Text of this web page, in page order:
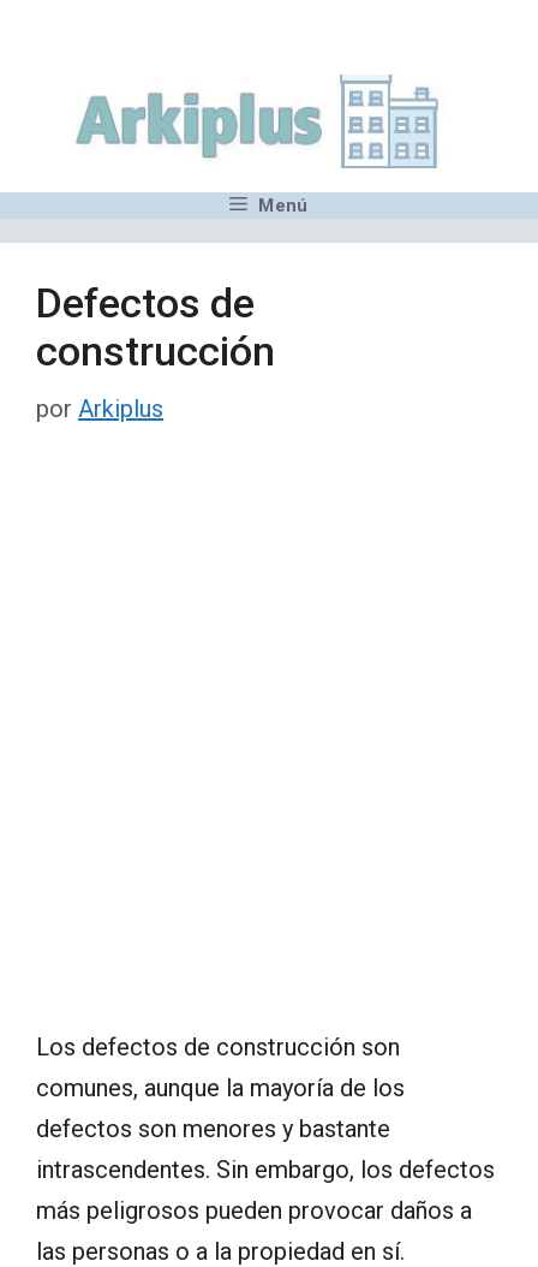
contenido
Menú
Defectos de
construcción
por Arkiplus
Los defectos de construcción son
comunes, aunque la mayoría de los
defectos son menores y bastante
intrascendentes. Sin embargo, los defectos
más peligrosos pueden provocar daños a
las personas o a la propiedad en sí.